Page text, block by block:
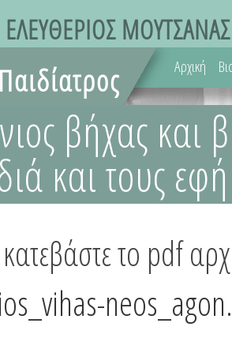
Αρχική
βήχας και
και τους
κατεβάστε το pdf